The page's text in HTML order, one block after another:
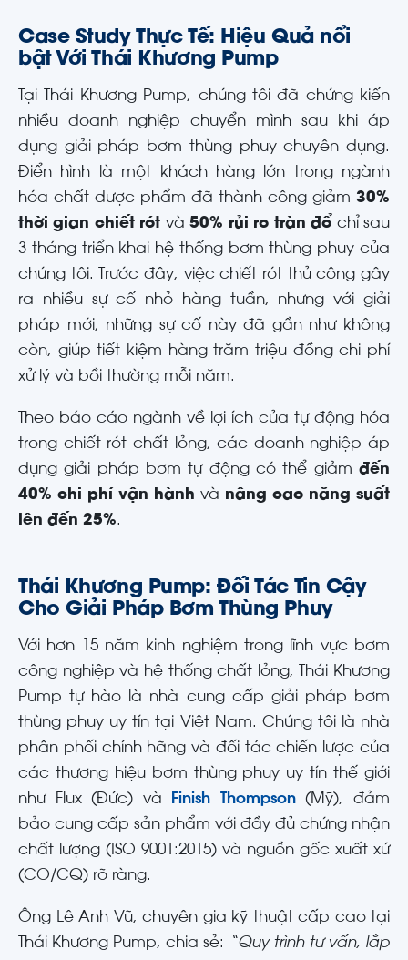
Case Study Thực Tế: Hiệu Quả nổi
bật Với Thái Khương Pump
Tại Thái Khương Pump, chúng tôi đã chứng kiến
nhiều doanh nghiệp chuyển mình sau khi áp
dụng giải pháp bơm thùng phuy chuyên dụng.
Điển hình là một khách hàng lớn trong ngành
hóa chất dược phẩm đã thành công giảm 30%
thời gian chiết rót và50% rủi ro tràn đổ chỉ sau
3 tháng triển khai hệ thống bơm thùng phuy của
chúng tôi. Trước đây, việc chiết rót thủ công gây
ra nhiều sự cố nhỏ hàng tuần, nhưng với giải
pháp mới, những sự cố này đã gần như không
còn, giúp tiết kiệm hàng trăm triệu đồng chi phí
xử lý và bồi thường mỗi năm.
Theo báo cáo ngành về lợi ích của tự động hóa
trong chiết rót chất lỏng, các doanh nghiệp áp
dụng giải pháp bơm tự động có thể giảm đến
40% chi phí vận hành và nâng cao năng suất
lên đến 25%.
Thái Khương Pump: Đối Tác Tin Cậy
Cho Giải Pháp Bơm Thùng Phuy
Với hơn 15 năm kinh nghiệm trong lĩnh vực bơm
công nghiệp và hệ thống chất lỏng, Thái Khương
Pump tự hào là nhà cung cấp giải pháp bơm
thùng phuy uy tín tại Việt Nam. Chúng tôi là nhà
phân phối chính hãng và đối tác chiến lược của
các thương hiệu bơm thùng phuy uy tín thế giới
như Flux (Đức) và
Finish Thompson(Mỹ), đảm
bảo cung cấp sản phẩm với đầy đủ chứng nhận
chất lượng (ISO 9001:2015) và nguồn gốc xuất xứ
(CO/CQ) rõ ràng.
Ông Lê Anh Vũ, chuyên gia kỹ thuật cấp cao tại
Thái Khương Pump, chia sẻ:
“Quy trình tư vấn, lắp